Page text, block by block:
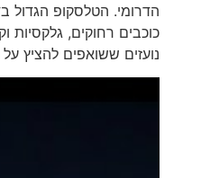
כוכבים רחוקים, גלקסיות
נועזים ששואפים להציץ